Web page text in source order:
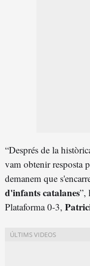
“Després de la
vam obtenir resposta
demanem que
d'infants catalanes”,
Plataforma 0-3,